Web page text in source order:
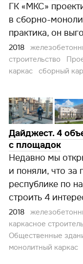
ГК «МКС»
в сборно-
практика, он
2018
строительство
каркас
сборный
Дайджест. 4
с площадок
Недавно мы
и поняли, что за
республике по
строить 4
2018
каркасное
Общественные
монолитный каркас